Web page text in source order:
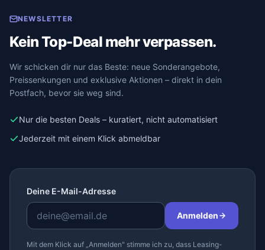
NEWSLETTER
Kein Top-Deal mehr verpassen.
Wir schicken dir nur das Beste: neue Sonderangebote,
Preissenkungen und exklusive Aktionen – direkt in dein
Postfach, bevor sie weg sind.
Nur die besten Deals – kuratiert, nicht automatisiert
Jederzeit mit einem Klick abmeldbar
Deine E-Mail-Adresse
Anmelden
Mit dem Klick auf „Anmelden" stimme ich zu, dass Leasing-